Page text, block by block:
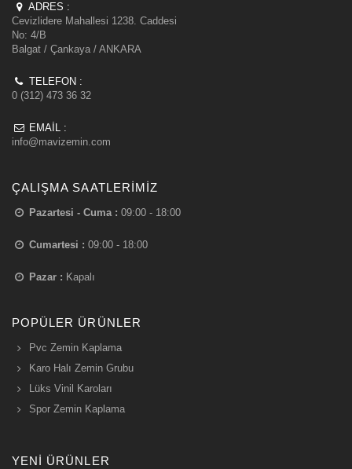
ADRES :
Cevizlidere Mahallesi 1238. Caddesi
No: 4/B
Balgat / Çankaya / ANKARA
TELEFON :
0 (312) 473 36 32
EMAIL :
info@mavizemin.com
ÇALIŞMA SAATLERIMIZ
Pazartesi - Cuma : 09:00 - 18:00
Cumartesi : 09:00 - 18:00
Pazar : Kapalı
POPÜLER ÜRÜNLER
Pvc Zemin Kaplama
Karo Halı Zemin Grubu
Lüks Vinil Karoları
Spor Zemin Kaplama
YENI ÜRÜNLER